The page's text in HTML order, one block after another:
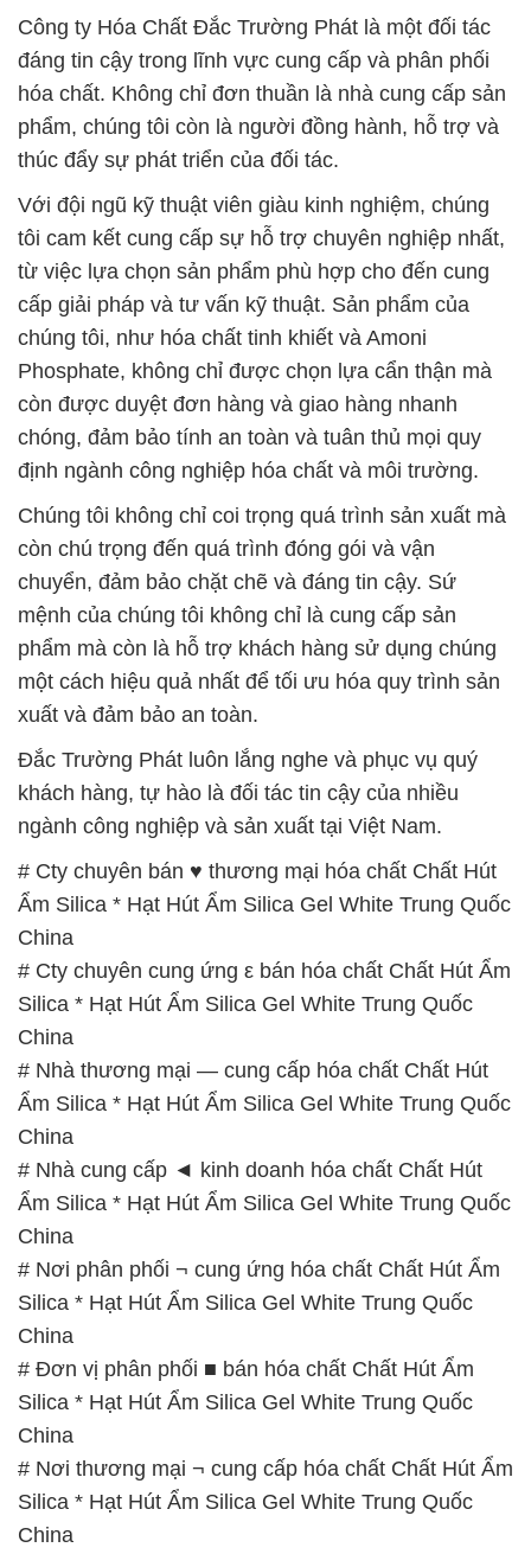
Công ty Hóa Chất Đắc Trường Phát là một đối tác
đáng tin cậy trong lĩnh vực cung cấp và phân phối
hóa chất. Không chỉ đơn thuần là nhà cung cấp sản
phẩm, chúng tôi còn là người đồng hành, hỗ trợ và
thúc đẩy sự phát triển của đối tác.
Với đội ngũ kỹ thuật viên giàu kinh nghiệm, chúng
tôi cam kết cung cấp sự hỗ trợ chuyên nghiệp nhất,
từ việc lựa chọn sản phẩm phù hợp cho đến cung
cấp giải pháp và tư vấn kỹ thuật. Sản phẩm của
chúng tôi, như hóa chất tinh khiết và Amoni
Phosphate, không chỉ được chọn lựa cẩn thận mà
còn được duyệt đơn hàng và giao hàng nhanh
chóng, đảm bảo tính an toàn và tuân thủ mọi quy
định ngành công nghiệp hóa chất và môi trường.
Chúng tôi không chỉ coi trọng quá trình sản xuất mà
còn chú trọng đến quá trình đóng gói và vận
chuyển, đảm bảo chặt chẽ và đáng tin cậy. Sứ
mệnh của chúng tôi không chỉ là cung cấp sản
phẩm mà còn là hỗ trợ khách hàng sử dụng chúng
một cách hiệu quả nhất để tối ưu hóa quy trình sản
xuất và đảm bảo an toàn.
Đắc Trường Phát luôn lắng nghe và phục vụ quý
khách hàng, tự hào là đối tác tin cậy của nhiều
ngành công nghiệp và sản xuất tại Việt Nam.
# Cty chuyên bán ♥ thương mại hóa chất Chất Hút
Ẩm Silica * Hạt Hút Ẩm Silica Gel White Trung Quốc
China
# Cty chuyên cung ứng ε bán hóa chất Chất Hút Ẩm
Silica * Hạt Hút Ẩm Silica Gel White Trung Quốc
China
# Nhà thương mại — cung cấp hóa chất Chất Hút
Ẩm Silica * Hạt Hút Ẩm Silica Gel White Trung Quốc
China
# Nhà cung cấp ◄ kinh doanh hóa chất Chất Hút
Ẩm Silica * Hạt Hút Ẩm Silica Gel White Trung Quốc
China
# Nơi phân phối ¬ cung ứng hóa chất Chất Hút Ẩm
Silica * Hạt Hút Ẩm Silica Gel White Trung Quốc
China
# Đơn vị phân phối ■ bán hóa chất Chất Hút Ẩm
Silica * Hạt Hút Ẩm Silica Gel White Trung Quốc
China
# Nơi thương mại ¬ cung cấp hóa chất Chất Hút Ẩm
Silica * Hạt Hút Ẩm Silica Gel White Trung Quốc
China